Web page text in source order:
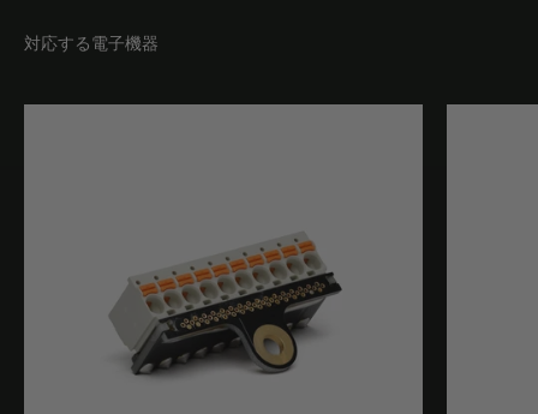
対応する電子機器